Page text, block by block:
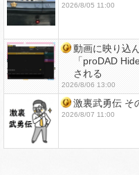
2026/8/05 11:00
動画に映り込
「proDAD
される
2026/8/06 13:00
激裏武勇伝 そ
2026/8/07 11:00